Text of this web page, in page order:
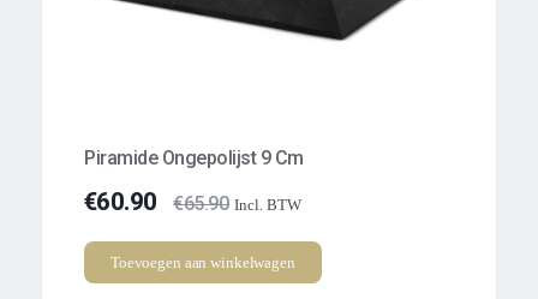
Piramide Ongepolijst 9 Cm
€60.90 €65.90 Incl. BTW
Toevoegen aan winkelwagen